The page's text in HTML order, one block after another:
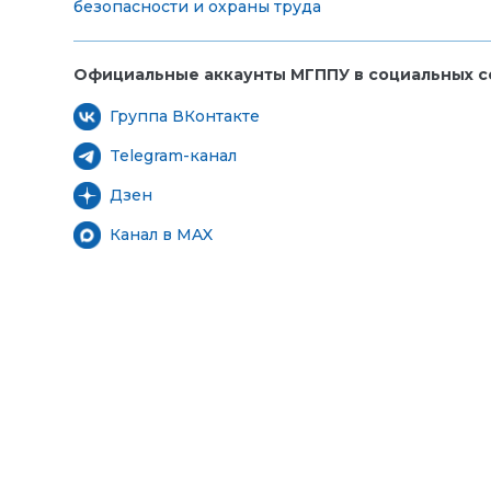
безопасности и охраны труда
Официальные аккаунты МГППУ в социальных
Группа ВКонтакте
Telegram-канал
Дзен
Канал в MAX